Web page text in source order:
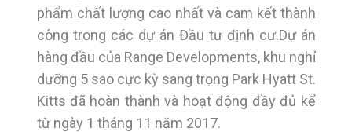
phẩm chất lượng cao nhất và cam kết thành
công trong các dự án Đầu tư định cư.Dự án
hàng đầu của Range Developments, khu nghỉ
dưỡng 5 sao cực kỳ sang trọng Park Hyatt St.
Kitts đã hoàn thành và hoạt động đầy đủ kể
từ ngày 1 tháng 11 năm 2017.